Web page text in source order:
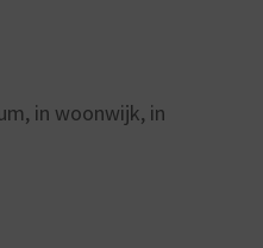
in woonwijk, in